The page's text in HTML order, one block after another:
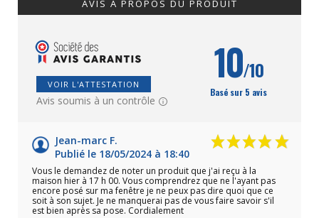
AVIS À PROPOS DU PRODUIT
VOIR L'ATTESTATION
Avis soumis à un contrôle
10/10
Basé sur 5 avis
Jean-marc F.
Publié le 18/05/2024 à 18:40
Vous le demandez de noter un produit que j'ai reçu à la
maison hier à 17 h 00. Vous comprendrez que ne l'ayant pas
encore posé sur ma fenêtre je ne peux pas dire quoi que ce
soit à son sujet. Je ne manquerai pas de vous faire savoir s'il
est bien après sa pose. Cordialement